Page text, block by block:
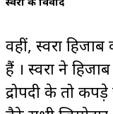
वहीं, स्वरा
हैं । स्वरा ने
द्रोपदी के तो